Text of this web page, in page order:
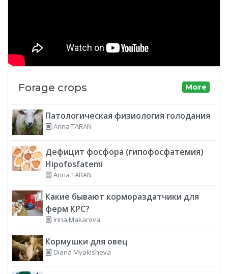
Forage crops More
Патологическая физиология голодания
Arina TARAN
Дефицит фосфора (гипофосфатемия)
Hipofosfatemi
Arina TARAN
Какие бывают кормораздатчики для
ферм КРС?
Irina Makarova
Кормушки для овец
Diana Myakisheva